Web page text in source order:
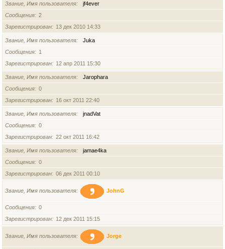
Звание, Имя пользователя
jf4ever
Сообщения
2
Зарегистрирован
13 дек 2010 14:33
Звание, Имя пользователя
Juka
Сообщения
1
Зарегистрирован
12 апр 2011 15:30
Звание, Имя пользователя
Jarophara
Сообщения
0
Зарегистрирован
16 окт 2011 22:40
Звание, Имя пользователя
jnadVat
Сообщения
0
Зарегистрирован
22 окт 2011 16:42
Звание, Имя пользователя
jamae4ka
Сообщения
0
Зарегистрирован
06 дек 2011 00:10
Звание, Имя пользователя JohnG
Сообщения
0
Зарегистрирован
12 дек 2011 15:15
Звание, Имя пользователя Jorge